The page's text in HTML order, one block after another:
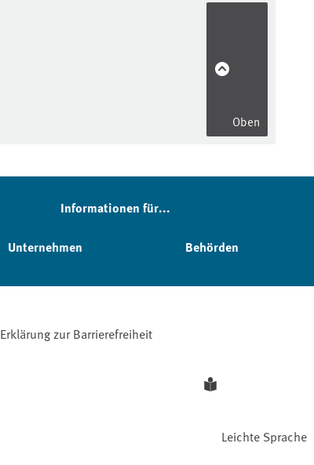
Oben
Informationen für...
Unternehmen Behörden
Erklärung zur Barrierefreiheit
Leichte Sprache